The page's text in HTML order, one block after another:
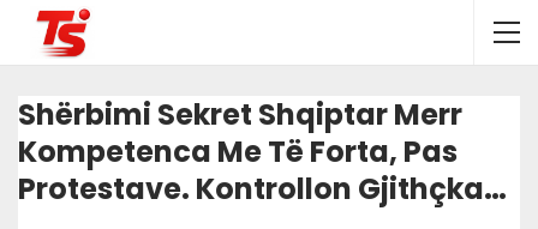
Shërbimi Sekret Shqiptar Merr
Kompetenca Me Të Forta, Pas
Protestave. Kontrollon Gjithçka…